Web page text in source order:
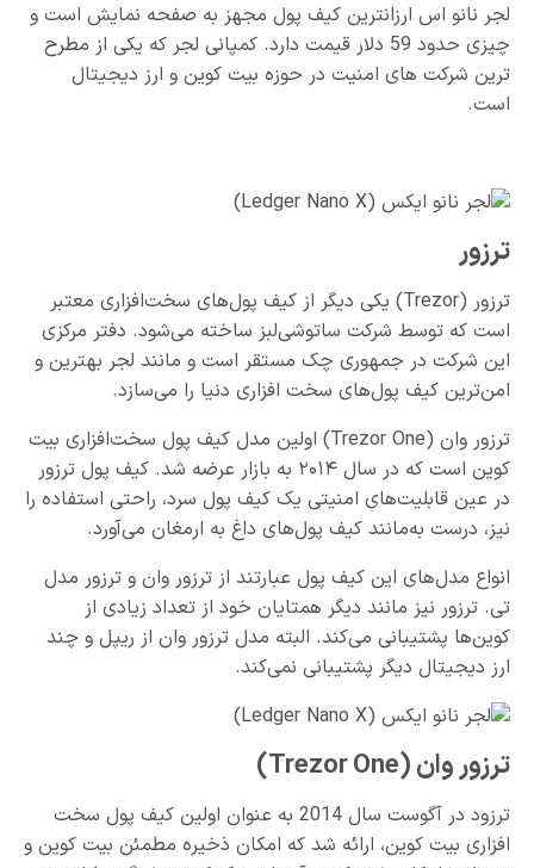
لجر نانو اس ارزانترین کیف پول مجهز به صفحه نمایش است و
چیزی حدود 59 دلار قیمت دارد. کمپانی لجر که یکی از مطرح
ترین شرکت های امنیت در حوزه بیت کوین و ارز دیجیتال
است.
ترزور
ترزور (Trezor) یکی دیگر از کیف پول‌های سخت‌افزاری معتبر
است که توسط شرکت ساتوشی‌لبز ساخته می‌شود. دفتر مرکزی
این شرکت در جمهوری چک مستقر است و مانند لجر بهترین و
امن‌ترین کیف پول‌های سخت افزاری دنیا را می‌سازد.
ترزور وان (Trezor One) اولین مدل کیف پول سخت‌افزاری بیت
کوین است که در سال ۲۰۱۴ به بازار عرضه شد. کیف پول ترزور
در عین قابلیت‌های امنیتی یک کیف پول سرد، راحتی استفاده را
نیز، درست به‌مانند کیف پول‌های داغ به ارمغان می‌آورد.
انواع مدل‌های این کیف پول عبارتند از ترزور وان و ترزور مدل
تی. ترزور نیز مانند دیگر همتایان خود از تعداد زیادی از
کوین‌ها پشتیبانی می‌کند. البته مدل ترزور وان از ریپل و چند
ارز دیجیتال دیگر پشتیبانی نمی‌کند.
ترزور وان (Trezor One)
ترزود در آگوست سال 2014 به عنوان اولین کیف پول سخت
افزاری بیت کوین، ارائه شد که امکان ذخیره مطمئن بیت کوین و